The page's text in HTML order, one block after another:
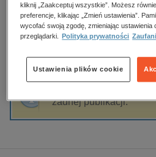
budownictwo, aranżacja
biznesowe, branżowe,
dzienniki
edukacja
hobby, sport, rozrywka
komputery, internet,
flysold
Sortowanie
żadnej publikacji.
kliknij „Zaakceptuj wszystkie”. Możesz
preferencje, klikając „Zmień ustawienia”.
wycofać swoją zgodę, zmieniając ustawienia
przeglądarki.
Polityka prywatności
Ustawienia plików cookie